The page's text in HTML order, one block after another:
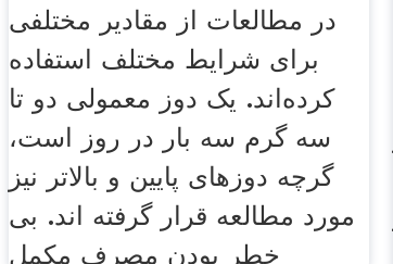
در مطالعات از مقادیر مختلفی
برای شرایط مختلف استفاده
کرده‌اند. یک دوز معمولی دو تا
سه گرم سه بار در روز است،
گرچه دوزهای پایین و بالاتر نیز
مورد مطالعه قرار گرفته اند. بی
خطر بودن مصرف مکمل